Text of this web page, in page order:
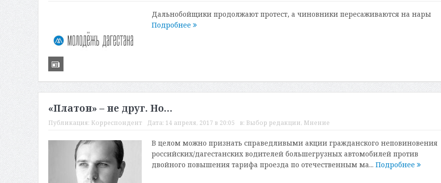
Дальнобойщики продолжают протест, а чиновники пересаживаются на нары
Подробнее
«Платон» – не друг. Но…
Публикация: Корреспондент Дата: 14 апреля, 2017 в 20:05 в: Выбор редакции, Мнение
В целом можно признать справедливыми акции гражданского неповиновения
российских/дагестанских водителей большегрузных автомобилей против
двойного повышения тарифа проезда по отечественным ма... Подробнее